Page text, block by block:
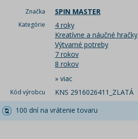
Značka SPIN MASTER
Kategórie
4 roky
Kreatívne a náučné hračky
Výtvarné potreby
7 rokov
8 rokov
» viac
Kód výrobcu
KNS 2916026411_ZLATÁ
100 dní na vrátenie tovaru